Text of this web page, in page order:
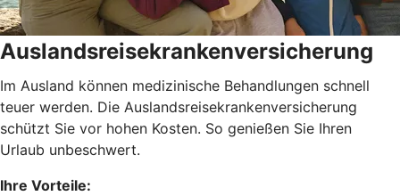
Auslandsreisekrankenversicherung
Im Ausland können medizinische Behandlungen schnell
teuer werden. Die Auslandsreisekrankenversicherung
schützt Sie vor hohen Kosten. So genießen Sie Ihren
Urlaub unbeschwert.
Ihre Vorteile: